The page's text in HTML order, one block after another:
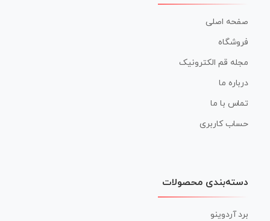
صفحه اصلی
فروشگاه
مجله قم الکترونیک
درباره ما
تماس با ما
حساب کاربری
دسته‌بندی محصولات
برد آردوینو